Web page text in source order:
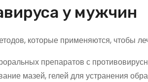
у мужчин
которые применяются, чтобы
препаратов с
мазей, гелей для устранения